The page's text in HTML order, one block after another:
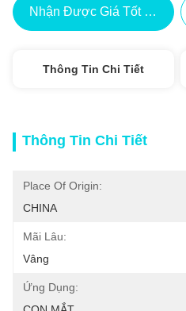
Nhận Được Giá Tốt Nhất
Thông Tin Chi Tiết
Thông Tin Chi Tiết
Place Of Origin:
CHINA
Mãi Lâu:
Vâng
Ứng Dụng: